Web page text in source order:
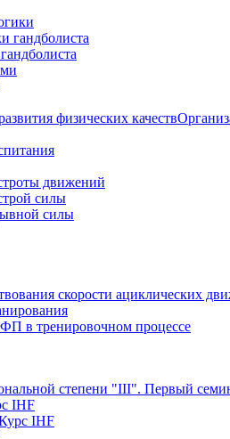
гандболиста
движений
силы
силы
скорости ациклических
в тренировочном процессе
степени "III". Первый
IHF
IHF